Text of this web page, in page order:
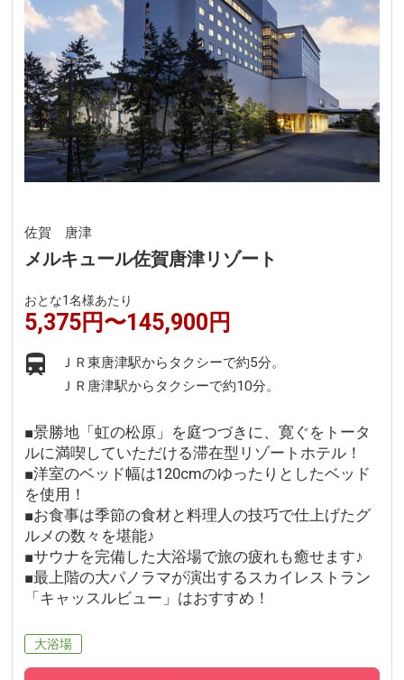
佐賀 唐津
メルキュール佐賀唐津リゾート
おとな1名様あたり
5,375円〜145,900円
ＪＲ東唐津駅からタクシーで約5分。
ＪＲ唐津駅からタクシーで約10分。
■景勝地「虹の松原」を庭つづきに、寛ぐをトータ
ルに満喫していただける滞在型リゾートホテル！
■洋室のベッド幅は120cmのゆったりとしたベッド
を使用！
■お食事は季節の食材と料理人の技巧で仕上げたグ
ルメの数々を堪能♪
■サウナを完備した大浴場で旅の疲れも癒せます♪
■最上階の大パノラマが演出するスカイレストラン
「キャッスルビュー」はおすすめ！
大浴場